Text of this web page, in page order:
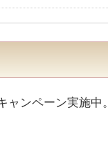
ンペーン実施中。